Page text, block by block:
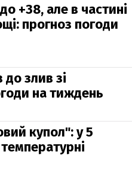
+38, але в частині
прогноз погоди
до злив зі
на тиждень
купол": у 5